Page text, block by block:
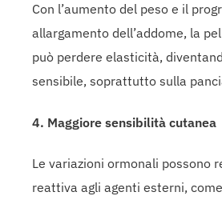
Con l’aumento del peso e il
allargamento dell’addome, la
può perdere elasticità,
sensibile, soprattutto sulla
4. Maggiore sensibilità cutanea
Le variazioni ormonali possono
reattiva agli agenti esterni,